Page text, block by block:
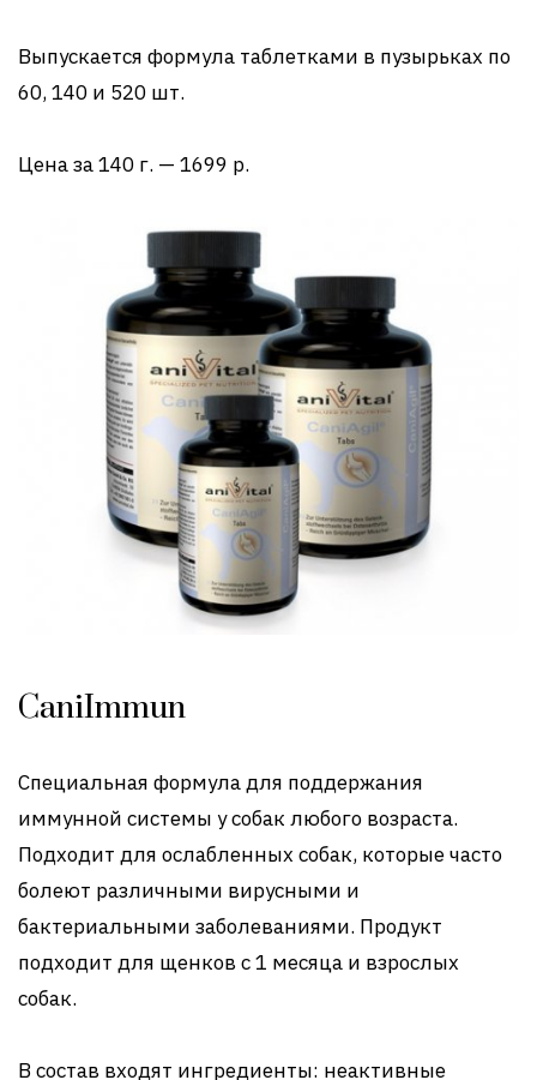
Выпускается формула таблетками в пузырьках по
60, 140 и 520 шт.
Цена за 140 г. — 1699 р.
CaniImmun
Специальная формула для поддержания
иммунной системы у собак любого возраста.
Подходит для ослабленных собак, которые часто
болеют различными вирусными и
бактериальными заболеваниями. Продукт
подходит для щенков с 1 месяца и взрослых
собак.
В состав входят ингредиенты: неактивные